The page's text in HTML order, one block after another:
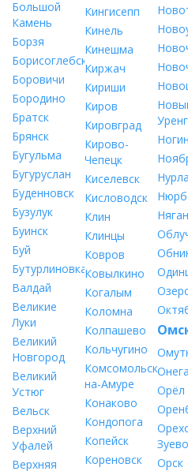
Большой
Камень
Борзя
Борисоглебск
Боровичи
Бородино
Братск
Брянск
Бугульма
Бугуруслан
Буденновск
Бузулук
Буинск
Буй
Бутурлиновка
Валдай
Великие
Луки
Великий
Новгород
Великий
Устюг
Вельск
Верхний
Уфалей
Верхняя
Кингисепп
Кинель
Кинешма
Киржач
Кириши
Киров
Кировград
Кирово-
Чепецк
Киселевск
Кисловодск
Клин
Клинцы
Ковров
Ковылкино
Когалым
Коломна
Колпашево
Кольчугино
Комсомольск-
на-Амуре
Конаково
Кондопога
Копейск
Кореновск
Онега
Орёл
Зуево
Орск